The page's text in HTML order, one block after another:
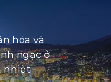
hóa và
ngạc ở
nhiệt